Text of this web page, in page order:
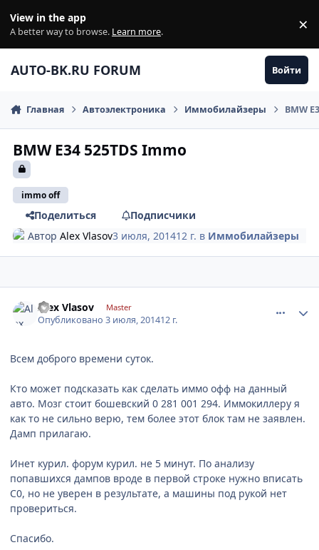
View in the app
A better way to browse. Learn more. ×
AUTO-BK.RU FORUM Войти
Главная Автоэлектроника Иммобилайзеры BMW
BMW E34 525TDS Immo
immo off
Поделиться
Подписчики
АвторAlex Vlasov3 июля, 201412 г. в Иммобилайзеры
Alex Vlasov Master
Опубликовано3 июля, 201412 г.
Всем доброго времени суток.
Кто может подсказать как сделать иммо офф на данный
авто. Мозг стоит бошевский 0 281 001 294. Иммокиллеру я
как то не сильно верю, тем более этот блок там не заявлен.
Дамп прилагаю.
Инет курил. форум курил. не 5 минут. По анализу
попавшихся дампов вроде в первой строке нужно вписать
С0, но не уверен в результате, а машины под рукой нет
провериться.
Спасибо.